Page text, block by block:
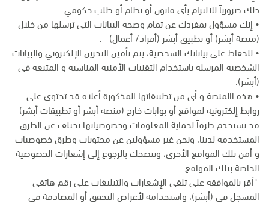
ذلك ضرورياً للالتزام بأي قانون أو نظام أو طلب حكومي.
• إنك مسؤول بمفردك عن تمام وصحة البيانات التي ترسلها من خلال
(منصة أبشر) أو تطبيق أبشر (أفراد/ أعمال) .
• للحفاظ على بياناتك الشخصية، يتم تأمين التخزين الإلكتروني والبيانات
الشخصية المرسلة باستخدام التقنيات الأمنية المناسبة و المتبعة فى
(أبشر).
• هذه االمنصة و أى من تطبيقاتها المذكورة أعلاه قد تحتوي على
روابط إلكترونية لمواقع أو بوابات خارج (منصة أبشر أو تطبيقات أبشر)
قد تستخدم طرقاً لحماية المعلومات وخصوصياتها تختلف عن الطرق
المستخدمة لدينا، ونحن غير مسؤولين عن محتويات وطرق خصوصيات
و أمن تلك المواقع الأخرى، وننصحك بالرجوع إلى إشعارات الخصوصية
الخاصة بتلك المواقع.
"أقر بالموافقة على تلقي الإشعارات والتبليغات على رقم هاتفي
المسجل في (أبشر)، واستخدامه لأغراض التحقق أو المصادقة في